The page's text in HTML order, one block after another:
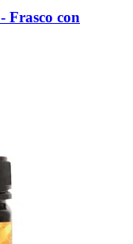
Frasco con